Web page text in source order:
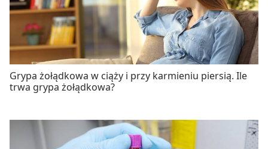
Grypa żołądkowa w ciąży i przy karmieniu piersią. Ile
trwa grypa żołądkowa?